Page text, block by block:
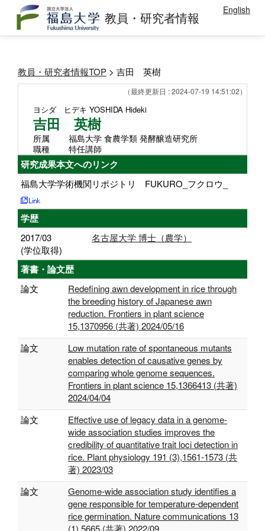
教員・研究者情報 English
教員・研究者情報TOP > 吉田 英樹
（最終更新日 : 2024-07-19 14:51:02）
ヨシダ ヒデキ YOSHIDA Hideki
吉田 英樹
所属
福島大学 食農学類 発酵醸造研究所
職種
特任講師
研究成果本文へのリンク
福島大学学術機関リポジトリ FUKURO_フクロウ_
学歴
2017/03
(学位取得)
名古屋大学 博士（農学）
著書・論文歴
論文
Redefining awn development in rice through
the breeding history of Japanese awn
reduction. Frontiers in plant science
15,1370956 (共著) 2024/05/16
論文
Low mutation rate of spontaneous mutants
enables detection of causative genes by
comparing whole genome sequences.
Frontiers in plant science 15,1366413 (共著)
2024/04/04
論文
Effective use of legacy data in a genome-
wide association studies improves the
credibility of quantitative trait loci detection in
rice. Plant physiology 191 (3),1561-1573 (共
著) 2023/03
論文
Genome-wide association study identifies a
gene responsible for temperature-dependent
rice germination. Nature communications 13
(1),5665 (共著) 2022/09